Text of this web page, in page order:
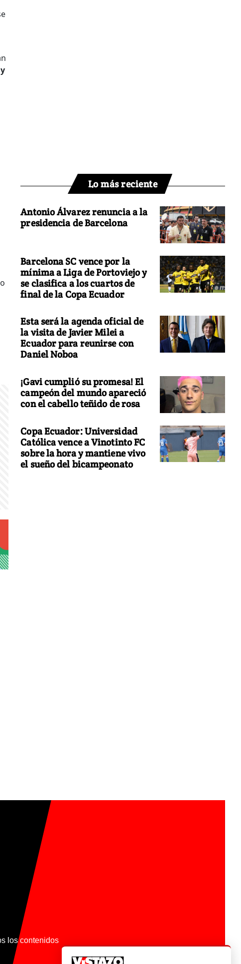
Lo más reciente
Antonio Álvarez renuncia a la
presidencia de Barcelona
Barcelona SC vence por la
mínima a Liga de Portoviejo y
se clasifica a los cuartos de
final de la Copa Ecuador
Esta será la agenda oficial de
la visita de Javier Milei a
Ecuador para reunirse con
Daniel Noboa
¡Gavi cumplió su promesa! El
campeón del mundo apareció
con el cabello teñido de rosa
Copa Ecuador: Universidad
Católica vence a Vinotinto FC
sobre la hora y mantiene vivo
el sueño del bicampeonato
los contenidos